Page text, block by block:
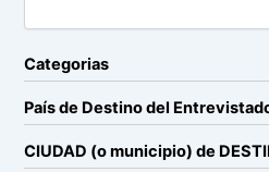
Categorias
País de Destino del
CIUDAD (o municipio) de